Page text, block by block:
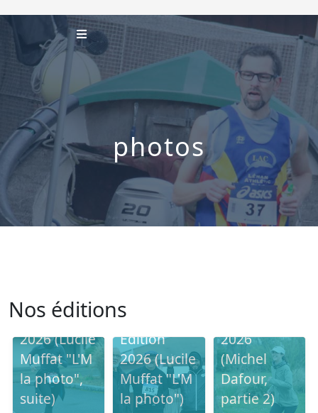
photos
Nos éditions
Edition
2026 (Lucile
Muffat "L'M
la photo",
suite)
Edition
2026 (Lucile
Muffat "L'M
la photo")
2026
(Michel
Dafour,
partie 2)